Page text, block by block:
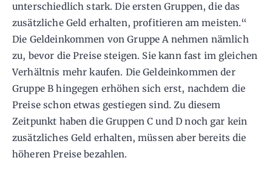
unterschiedlich stark. Die ersten Gruppen, die das
zusätzliche Geld erhalten, profitieren am meisten.“
Die Geldeinkommen von Gruppe A nehmen nämlich
zu, bevor die Preise steigen. Sie kann fast im gleichen
Verhältnis mehr kaufen. Die Geldeinkommen der
Gruppe B hingegen erhöhen sich erst, nachdem die
Preise schon etwas gestiegen sind. Zu diesem
Zeitpunkt haben die Gruppen C und D noch gar kein
zusätzliches Geld erhalten, müssen aber bereits die
höheren Preise bezahlen.